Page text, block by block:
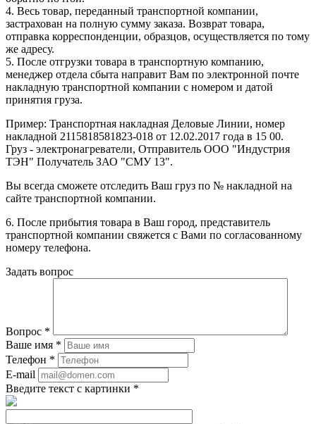
4. Весь товар, переданный транспортной компании,
застрахован на полную сумму заказа. Возврат товара,
отправка корреспонденции, образцов, осуществляется по тому
же адресу.
5. После отгрузки товара в транспортную компанию,
менеджер отдела сбыта направит Вам по электронной почте
накладную транспортной компании с номером и датой
принятия груза.
Пример: Транспортная накладная Деловые Линии, номер
накладной 2115818581823-018 от 12.02.2017 года в 15 00.
Груз - электронагреватели, Отправитель ООО "Индустрия
ТЭН" Получатель ЗАО "СМУ 13".
Вы всегда сможете отследить Ваш груз по № накладной на
сайте транспортной компании.
6. После прибытия товара в Ваш город, представитель
транспортной компании свяжется с Вами по согласованному
номеру телефона.
Задать вопрос
Вопрос *
Ваше имя *
Телефон *
E-mail
Введите текст с картинки *